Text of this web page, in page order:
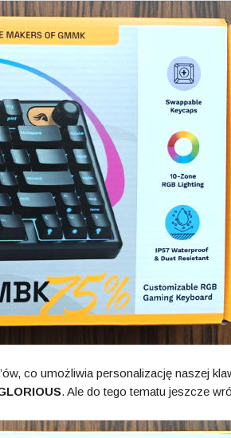
co umożliwia personalizację naszej
. Ale do tego tematu jeszcze